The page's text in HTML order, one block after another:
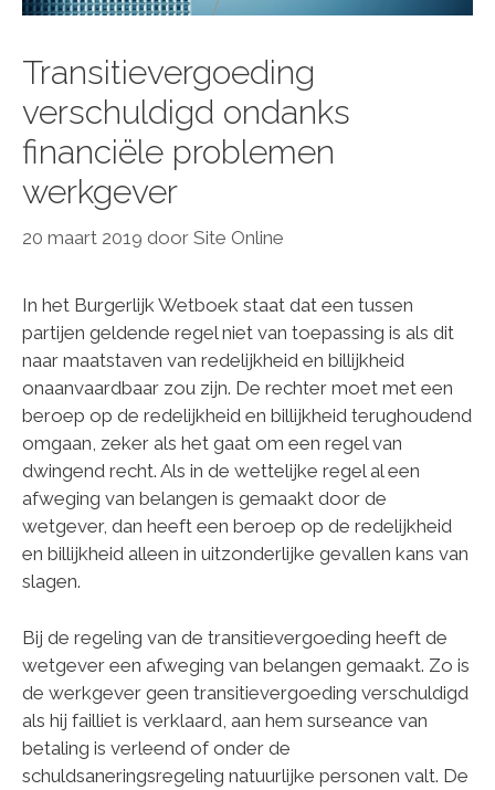
Transitievergoeding
verschuldigd ondanks
financiële problemen
werkgever
20 maart 2019 door Site Online
In het Burgerlijk Wetboek staat dat een tussen
partijen geldende regel niet van toepassing is als dit
naar maatstaven van redelijkheid en billijkheid
onaanvaardbaar zou zijn. De rechter moet met een
beroep op de redelijkheid en billijkheid terughoudend
omgaan, zeker als het gaat om een regel van
dwingend recht. Als in de wettelijke regel al een
afweging van belangen is gemaakt door de
wetgever, dan heeft een beroep op de redelijkheid
en billijkheid alleen in uitzonderlijke gevallen kans van
slagen.
Bij de regeling van de transitievergoeding heeft de
wetgever een afweging van belangen gemaakt. Zo is
de werkgever geen transitievergoeding verschuldigd
als hij failliet is verklaard, aan hem surseance van
betaling is verleend of onder de
schuldsaneringsregeling natuurlijke personen valt. De